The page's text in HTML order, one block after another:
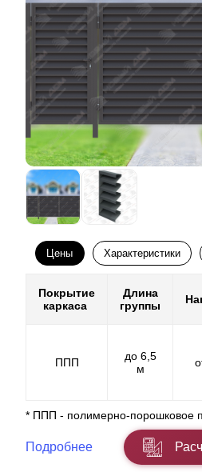
Цены Характеристики
Покрытие
каркаса
Длина
группы
ППП
до 6,5
м
* ППП - полимерно-порошковое
Подробнее